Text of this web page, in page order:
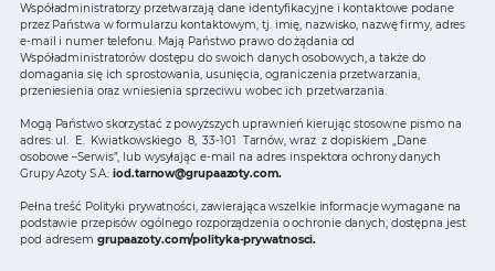
Współadministratorzy przetwarzają dane identyfikacyjne i kontaktowe podane
przez Państwa w formularzu kontaktowym, tj. imię, nazwisko, nazwę firmy, adres
e-mail i numer telefonu. Mają Państwo prawo do żądania od
Współadministratorów dostępu do swoich danych osobowych, a także do
domagania się ich sprostowania, usunięcia, ograniczenia przetwarzania,
przeniesienia oraz wniesienia sprzeciwu wobec ich przetwarzania.
Mogą Państwo skorzystać z powyższych uprawnień kierując stosowne pismo na
adres: ul. E. Kwiatkowskiego 8, 33-101 Tarnów, wraz z dopiskiem „Dane
osobowe –Serwis”, lub wysyłając e-mail na adres inspektora ochrony danych
Grupy Azoty S.A.:iod.tarnow@grupaazoty.com.
Pełna treść Polityki prywatności, zawierająca wszelkie informacje wymagane na
podstawie przepisów ogólnego rozporządzenia o ochronie danych, dostępna jest
pod adresem grupaazoty.com/polityka-prywatnosci.